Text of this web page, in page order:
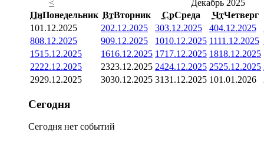
<
Декабрь 2025
ПнПонедельник ВтВторник СрСреда ЧтЧетверг
101.12.2025 202.12.2025 303.12.2025 404.12.2025
808.12.2025 909.12.2025 1010.12.2025 1111.12.2025
1515.12.2025 1616.12.2025 1717.12.2025 1818.12.2025
2222.12.2025 2323.12.2025 2424.12.2025 2525.12.2025
2929.12.2025 3030.12.2025 3131.12.2025 101.01.2026
Сегодня
Сегодня нет событий